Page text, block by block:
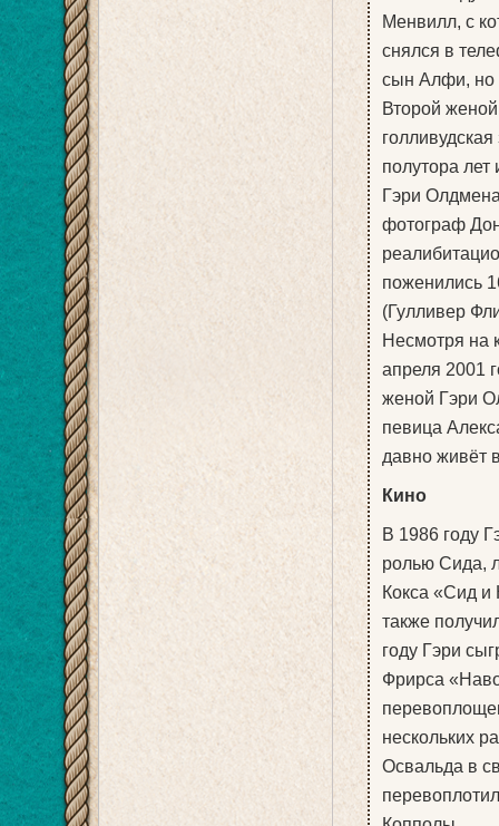
Менвилл, с
снялся в
сын Алфи, но
Второй
полутора лет
Гэри
фотограф
поженились
(Гулливер
Несмотря на
апреля 2001
женой Гэри
певица
давно живёт
Кино
В 1986 году
ролью Сида,
Кокса «Сид
также
году Гэри
Фрирса
нескольких
Освальда в